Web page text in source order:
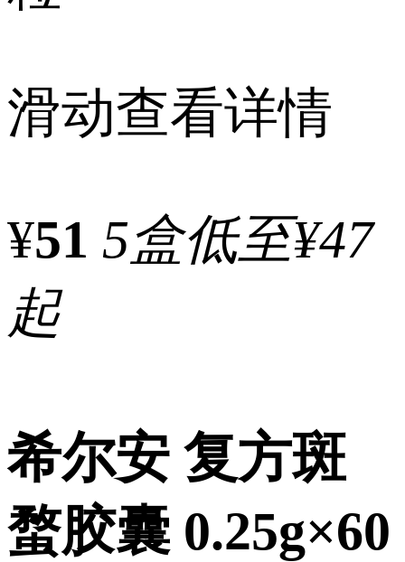
滑动查看详情
¥51 5盒低至¥47
起
希尔安 复方斑
蝥胶囊 0.25g×60